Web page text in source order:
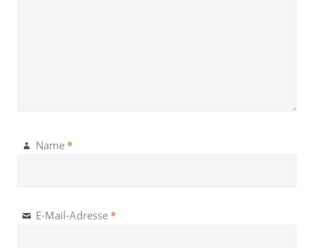
Name *
E-Mail-Adresse *